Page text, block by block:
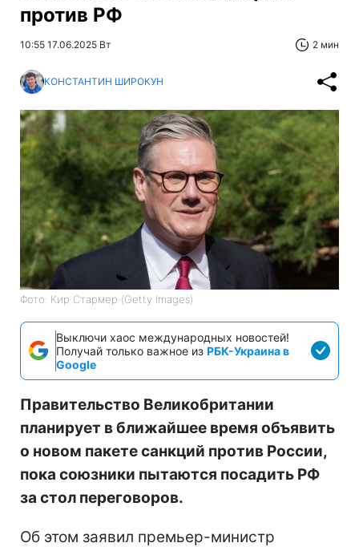
против РФ
10:55 17.06.2025 Вт 2 мин
КОНСТАНТИН ШИРОКУН
Фото: Кир Стармер (Getty Images)
Выключи хаос международных новостей!
Получай только важное из РБК-Украина в
Google
Правительство Великобритании
планирует в ближайшее время объявить
о новом пакете санкций против России,
пока союзники пытаются посадить РФ
за стол переговоров.
Об этом заявил премьер-министр